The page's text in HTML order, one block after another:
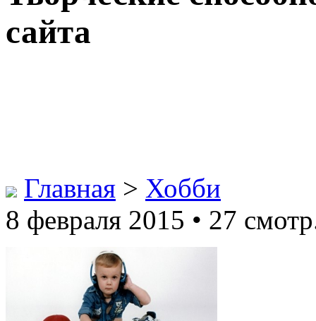
сайта
Главная > Хобби
8 февраля 2015 • 27